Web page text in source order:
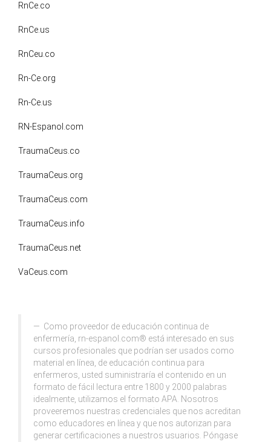
RnCe.co
RnCe.us
RnCeu.co
Rn-Ce.org
Rn-Ce.us
RN-Espanol.com
TraumaCeus.co
TraumaCeus.org
TraumaCeus.com
TraumaCeus.info
TraumaCeus.net
VaCeus.com
Como proveedor de educación continua de
enfermería, rn-espanol.com® está interesado en sus
cursos profesionales que podrían ser usados como
material en línea, de educación continua para
enfermeros, usted suministraría el contenido en un
formato de fácil lectura entre 1800 y 2000 palabras
idealmente, utilizamos el formato APA. Nosotros
proveeremos nuestras credenciales que nos acreditan
como educadores en línea y que nos autorizan para
generar certificaciones a nuestros usuarios. Póngase